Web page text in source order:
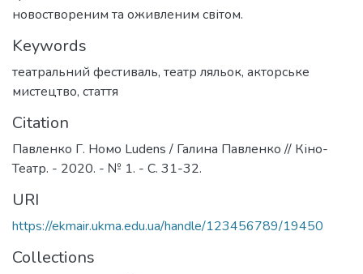
новоствореним та оживленим світом.
Keywords
театральний фестиваль, театр ляльок, акторське
мистецтво, стаття
Citation
Павленко Г. Hомо Ludens / Галина Павленко // Кіно-
Театр. - 2020. - № 1. - С. 31-32.
URI
https://ekmair.ukma.edu.ua/handle/123456789/19450
Collections